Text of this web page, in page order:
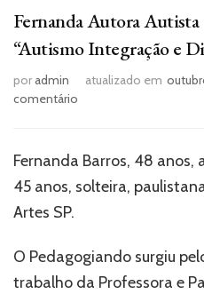
Fernanda Autora
“Autismo Integração e
poradmin atualizado em
comentário
Autista
Educadora
“Autismo
Integração
e
Fernanda Barros, 48
45 anos, solteira,
Artes SP.
O Pedagogiando surgiu
trabalho da Professora e